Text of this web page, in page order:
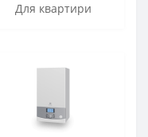
Для квартири